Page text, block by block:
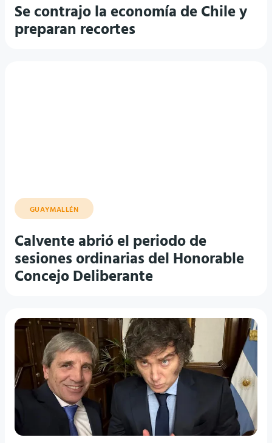
Se contrajo la economía de Chile y
preparan recortes
GUAYMALLÉN
Calvente abrió el periodo de
sesiones ordinarias del Honorable
Concejo Deliberante